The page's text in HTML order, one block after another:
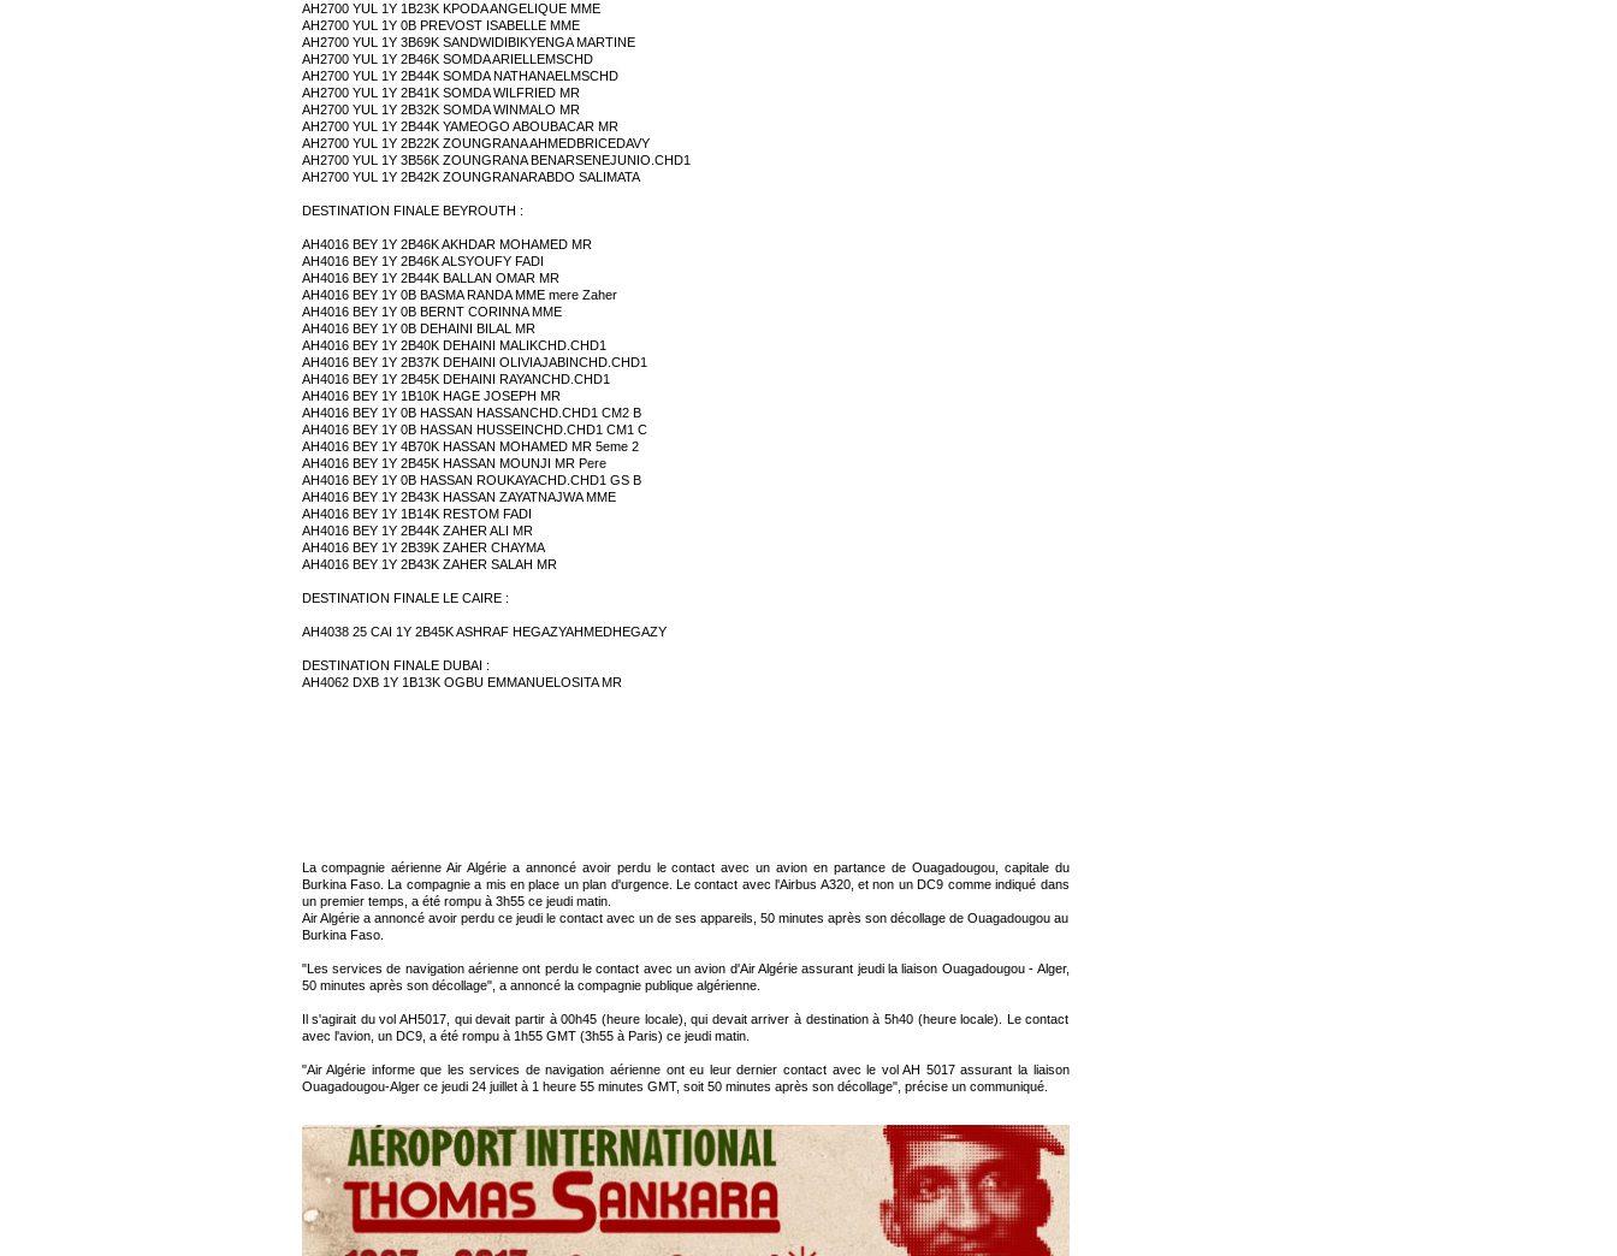
AH2700 YUL 1Y 1B23K KPODA ANGELIQUE MME
AH2700 YUL 1Y 0B PREVOST ISABELLE MME
AH2700 YUL 1Y 3B69K SANDWIDIBIKYENGA MARTINE
AH2700 YUL 1Y 2B46K SOMDA ARIELLEMSCHD
AH2700 YUL 1Y 2B44K SOMDA NATHANAELMSCHD
AH2700 YUL 1Y 2B41K SOMDA WILFRIED MR
AH2700 YUL 1Y 2B32K SOMDA WINMALO MR
AH2700 YUL 1Y 2B44K YAMEOGO ABOUBACAR MR
AH2700 YUL 1Y 2B22K ZOUNGRANA AHMEDBRICEDAVY
AH2700 YUL 1Y 3B56K ZOUNGRANA BENARSENEJUNIO.CHD1
AH2700 YUL 1Y 2B42K ZOUNGRANARABDO SALIMATA
DESTINATION FINALE BEYROUTH :
AH4016 BEY 1Y 2B46K AKHDAR MOHAMED MR
AH4016 BEY 1Y 2B46K ALSYOUFY FADI
AH4016 BEY 1Y 2B44K BALLAN OMAR MR
AH4016 BEY 1Y 0B BASMA RANDA MME mere Zaher
AH4016 BEY 1Y 0B BERNT CORINNA MME
AH4016 BEY 1Y 0B DEHAINI BILAL MR
AH4016 BEY 1Y 2B40K DEHAINI MALIKCHD.CHD1
AH4016 BEY 1Y 2B37K DEHAINI OLIVIAJABINCHD.CHD1
AH4016 BEY 1Y 2B45K DEHAINI RAYANCHD.CHD1
AH4016 BEY 1Y 1B10K HAGE JOSEPH MR
AH4016 BEY 1Y 0B HASSAN HASSANCHD.CHD1 CM2 B
AH4016 BEY 1Y 0B HASSAN HUSSEINCHD.CHD1 CM1 C
AH4016 BEY 1Y 4B70K HASSAN MOHAMED MR 5eme 2
AH4016 BEY 1Y 2B45K HASSAN MOUNJI MR Pere
AH4016 BEY 1Y 0B HASSAN ROUKAYACHD.CHD1 GS B
AH4016 BEY 1Y 2B43K HASSAN ZAYATNAJWA MME
AH4016 BEY 1Y 1B14K RESTOM FADI
AH4016 BEY 1Y 2B44K ZAHER ALI MR
AH4016 BEY 1Y 2B39K ZAHER CHAYMA
AH4016 BEY 1Y 2B43K ZAHER SALAH MR
DESTINATION FINALE LE CAIRE :
AH4038 25 CAI 1Y 2B45K ASHRAF HEGAZYAHMEDHEGAZY
DESTINATION FINALE DUBAI :
AH4062 DXB 1Y 1B13K OGBU EMMANUELOSITA MR
La compagnie aérienne Air Algérie a annoncé avoir perdu le contact avec un avion en partance de Ouagadougou, capitale du
Burkina Faso. La compagnie a mis en place un plan d'urgence. Le contact avec l'Airbus A320, et non un DC9 comme indiqué dans
un premier temps, a été rompu à 3h55 ce jeudi matin.
Air Algérie a annoncé avoir perdu ce jeudi le contact avec un de ses appareils, 50 minutes après son décollage de Ouagadougou au
Burkina Faso.
"Les services de navigation aérienne ont perdu le contact avec un avion d'Air Algérie assurant jeudi la liaison Ouagadougou - Alger,
50 minutes après son décollage", a annoncé la compagnie publique algérienne.
Il s'agirait du vol AH5017, qui devait partir à 00h45 (heure locale), qui devait arriver à destination à 5h40 (heure locale). Le contact
avec l'avion, un DC9, a été rompu à 1h55 GMT (3h55 à Paris) ce jeudi matin.
"Air Algérie informe que les services de navigation aérienne ont eu leur dernier contact avec le vol AH 5017 assurant la liaison
Ouagadougou-Alger ce jeudi 24 juillet à 1 heure 55 minutes GMT, soit 50 minutes après son décollage", précise un communiqué.